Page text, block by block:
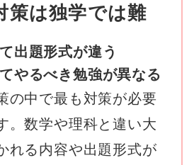
策は独学では難
出題形式が違う
やるべき勉強が異なる
の中で最も対策が必要
。数学や理科と違い大
れる内容や出題形式が